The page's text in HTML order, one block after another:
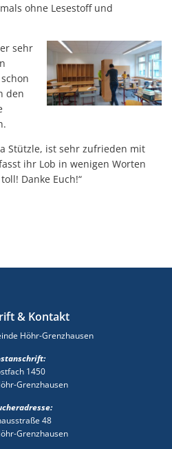
ohne Lesestoff und
sehr
den
Stützle, ist sehr zufrieden mit
ihr Lob in wenigen Worten
Danke Euch!“
& Kontakt
Höhr-Grenzhausen
1450
Grenzhausen
48
Grenzhausen